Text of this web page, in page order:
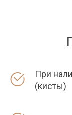
При
(кисты)